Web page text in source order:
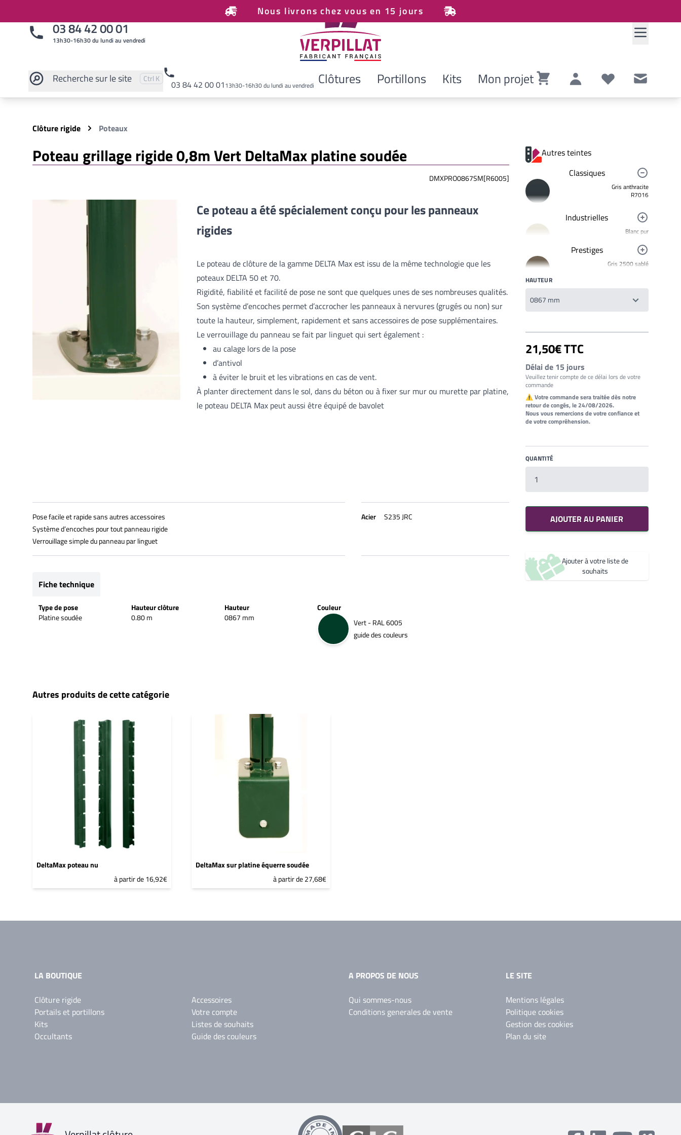
Nous livrons chez vous en 15 jours
03 84 42 00 01
13h30-16h30 du lundi au vendredi
Recherchesur le site Pressez
Ctrl et
K pour rechercher
03 84 42 00 0113h30-16h30 du lundi au vendredi Clôtures Portillons Kits Mon projet
Rechercher sur le site
Clôture rigide Poteaux
Poteau grillage rigide 0,8m Vert DeltaMax platine soudée
DMXPRO0867SM[R6005]
Ce poteau a été spécialement conçu pour les panneaux
rigides
Le poteau de clôture de la gamme DELTA Max est issu de la même technologie que les
poteaux DELTA 50 et 70.
Rigidité, fiabilité et facilité de pose ne sont que quelques unes de ses nombreuses qualités.
Son système d’encoches permet d’accrocher les panneaux à nervures (grugés ou non) sur
toute la hauteur, simplement, rapidement et sans accessoires de pose supplémentaires.
Le verrouillage du panneau se fait par linguet qui sert également :
au calage lors de la pose
d’antivol
à éviter le bruit et les vibrations en cas de vent.
À planter directement dans le sol, dans du béton ou à fixer sur mur ou murette par platine,
le poteau DELTA Max peut aussi être équipé de bavolet
Pose facile et rapide sans autres accessoires
Système d’encoches pour tout panneau rigide
Verrouillage simple du panneau par linguet
Acier S235 JRC
Fiche technique
Type de pose
Platine soudée
Hauteur clôture
0.80 m
Hauteur
0867 mm
Couleur
Vert - RAL 6005
guide des couleurs
Autres teintes
Classiques
Gris anthracite
R7016
Industrielles
Blanc pur
Noir foncé
R9005
R1023
Rouge clair brillant
R3020
Prestiges
Gris 2500 sablé
Bronze 2525
YW283F
Mars 2525 Sablé
YX353F
Gris 2900 Sablé
YW355F
YW360F
YW383I
HAUTEUR
21,50€ TTC
Délai de 15 jours
Veuillez tenir compte de ce délai lors de votre
commande
⚠ Votre commande sera traitée dès notre
retour de congés, le 24/08/2026.
Nous vous remercions de votre confiance et
de votre compréhension.
QUANTITÉ
AJOUTER AU PANIER
0,00€
Ajouter à votre liste de
souhaits
Autres produits de cette catégorie
DeltaMax poteau nu
à partir de 16,92€
DeltaMax sur platine équerre soudée
à partir de 27,68€
LA BOUTIQUE
Clôture rigide
Portails et portillons
Kits
Occultants
Accessoires
Votre compte
Listes de souhaits
Guide des couleurs
A PROPOS DE NOUS
Qui sommes-nous
Conditions generales de vente
LE SITE
Mentions légales
Politique cookies
Gestion des cookies
Plan du site